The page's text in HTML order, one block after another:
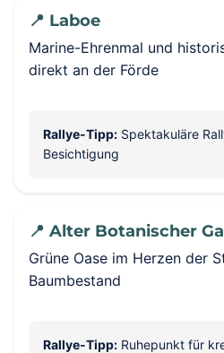
📍 Laboe
Marine-Ehrenmal und
direkt an der Förde
Rallye-Tipp: Spektakuläre
Besichtigung
📍 Alter Botanischer
Grüne Oase im Herzen der
Baumbestand
Rallye-Tipp: Ruhepunkt für